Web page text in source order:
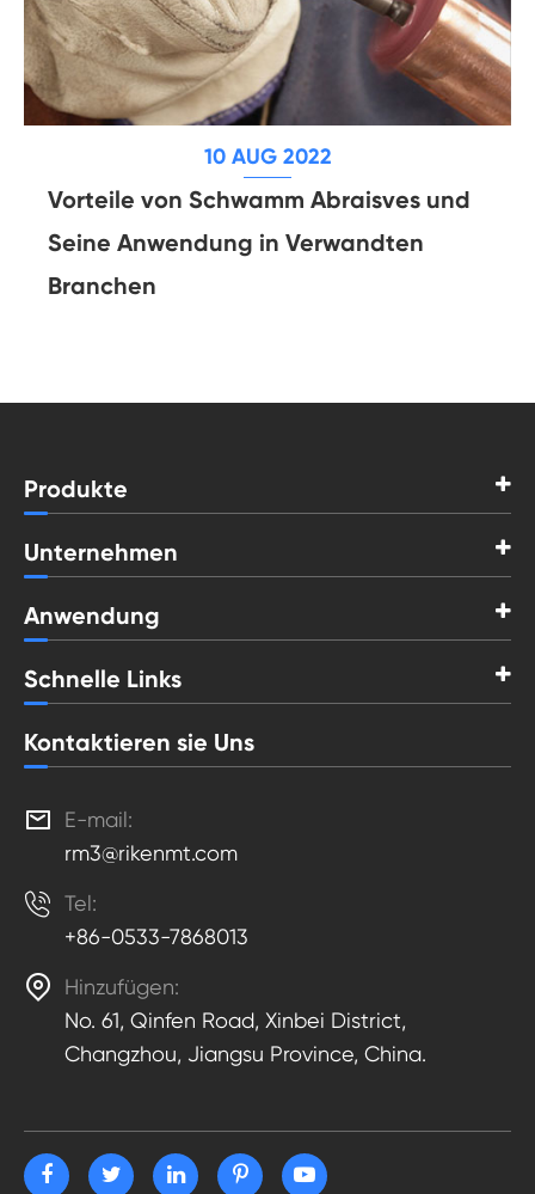
10 AUG 2022
Vorteile von Schwamm Abraisves und
Seine Anwendung in Verwandten
Branchen
Produkte
Unternehmen
Anwendung
Schnelle Links
Kontaktieren sie Uns

E-mail:
rm3@rikenmt.com
 Tel:
+86-0533-7868013

Hinzufügen:
No. 61, Qinfen Road, Xinbei District,
Changzhou, Jiangsu Province, China.